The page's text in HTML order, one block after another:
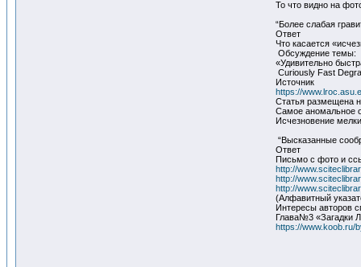
То что видно на
“Более слабая
Ответ
Что касается
Обсуждение темы:
«Удивительно
Curiously Fast
Источник
https://
Статья размещена
Самое аномальное
Исчезновение
“Высказанные
Ответ
Письмо с фото и
http://
http://
http://
(Алфавитный
Интересы авторов
Глава№3 «Загадки
https://www.koob.ru/